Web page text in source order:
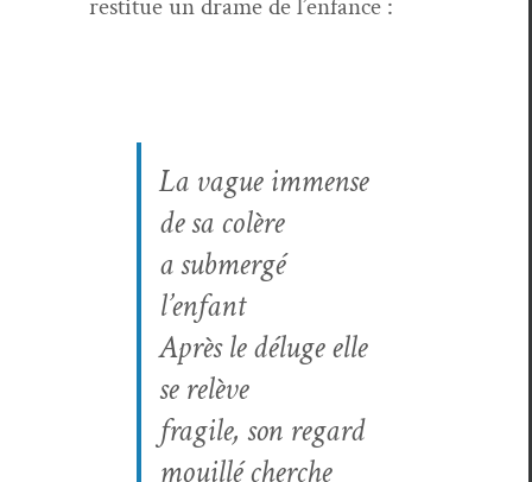
restitue un drame de l’enfance :
La vague immense
de sa colère
a sub­mergé
l’enfant
Après le déluge elle
se relève
frag­ile, son regard
mouil­lé cherche